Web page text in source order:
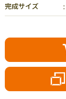
完成サイズ